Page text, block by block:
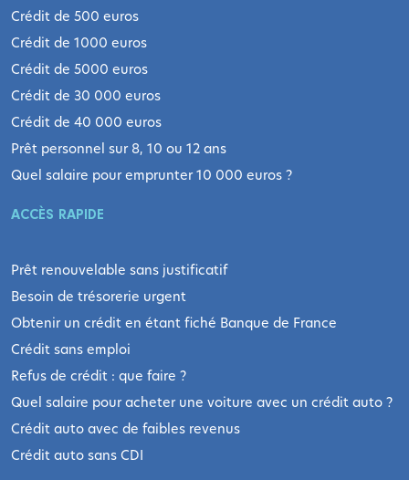
Crédit de 500 euros
Crédit de 1000 euros
Crédit de 5000 euros
Crédit de 30 000 euros
Crédit de 40 000 euros
Prêt personnel sur 8, 10 ou 12 ans
Quel salaire pour emprunter 10 000 euros ?
ACCÈS RAPIDE
Prêt renouvelable sans justificatif
Besoin de trésorerie urgent
Obtenir un crédit en étant fiché Banque de France
Crédit sans emploi
Refus de crédit : que faire ?
Quel salaire pour acheter une voiture avec un crédit auto ?
Crédit auto avec de faibles revenus
Crédit auto sans CDI